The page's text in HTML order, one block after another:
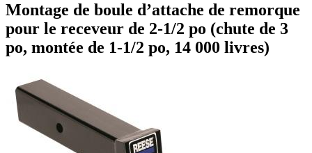
Montage de boule d’attache de remorque
pour le receveur de 2-1/2 po (chute de 3
po, montée de 1-1/2 po, 14 000 livres)